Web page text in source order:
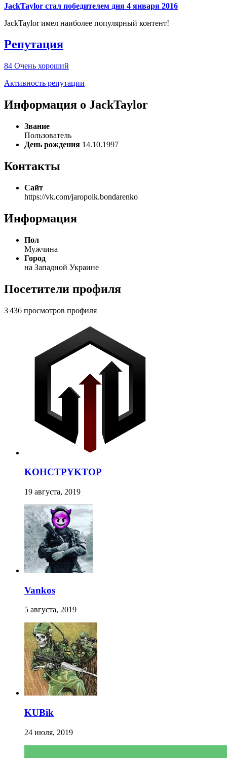
JackTaylor стал победителем дня 4 января 2016
JackTaylor имел наиболее популярный контент!
Репутация
84 Очень хороший
Активность репутации
Информация о JackTaylor
Звание
Пользователь
День рождения 14.10.1997
Контакты
Сайт
https://vk.com/jaropolk.bondarenko
Информация
Пол
Мужчина
Город
на Западной Украине
Посетители профиля
3 436 просмотров профиля
KOHCTPYKTOP
19 августа, 2019
Vankos
5 августа, 2019
KUBik
24 июля, 2019